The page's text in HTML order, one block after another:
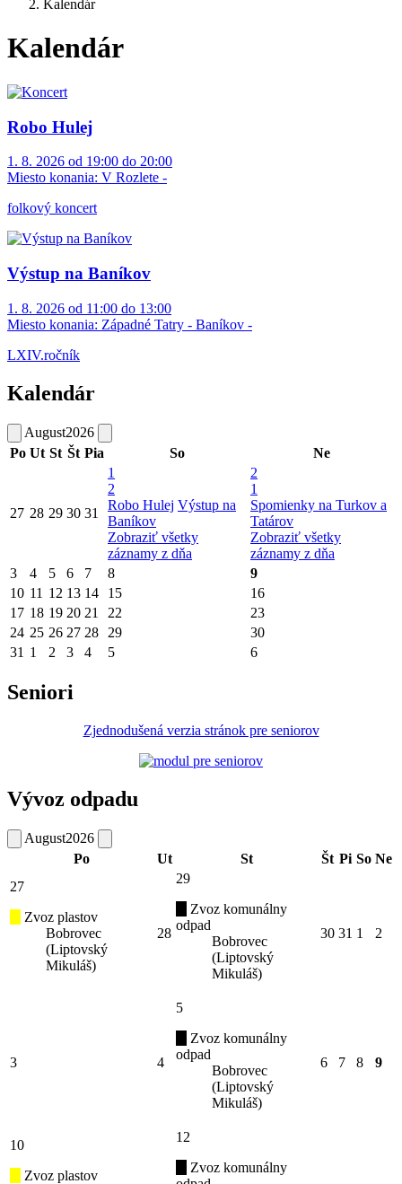
Kalendár
Kalendár
Robo Hulej
1. 8. 2026 od 19:00 do 20:00
Miesto konania: V Rozlete -
folkový koncert
Výstup na Baníkov
1. 8. 2026 od 11:00 do 13:00
Miesto konania: Západné Tatry - Baníkov -
LXIV.ročník
Kalendár
August2026
Po Ut St Št Pia So Ne
27 28 29 30 31
1
2
Robo Hulej Výstup na
Baníkov
Zobraziť všetky
záznamy z dňa
2
1
Spomienky na Turkov a
Tatárov
Zobraziť všetky
záznamy z dňa
3
4 5 6 7 8
9
10 11 12 13 14 15
16
17 18 19 20 21 22
23
24 25 26 27 28 29
30
31 1 2 3 4 5 6
Seniori
Zjednodušená verzia stránok pre seniorov
Vývoz odpadu
August2026
Po
Ut St Št Pi So Ne
27
Zvoz plastov
Bobrovec
(Liptovský
Mikuláš)
28
29
Zvoz komunálny
odpad
Bobrovec
(Liptovský
Mikuláš)
30 31 1 2
3 4
5
Zvoz komunálny
odpad
Bobrovec
(Liptovský
Mikuláš)
6 7 8 9
10
Zvoz plastov
12
Zvoz komunálny